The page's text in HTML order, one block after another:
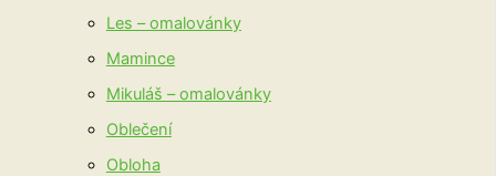
Les – omalovánky
Mamince
Mikuláš – omalovánky
Oblečení
Obloha